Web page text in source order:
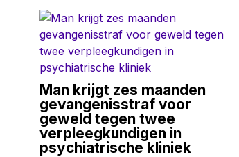
Man krijgt zes maanden
gevangenisstraf voor
geweld tegen twee
verpleegkundigen in
psychiatrische kliniek